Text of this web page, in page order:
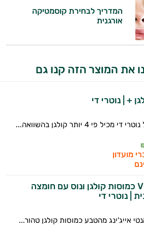
המדריך לבחירת קוסמטיקה
אורגנית
את המוצר הזה קנו גם
+ | נוטרי די
מכיל פי 4 יותר קולגן בהשוואה...
מועדון
®VENUS כמוסות קולגן ונוס עם חומצה
| נוטרי די